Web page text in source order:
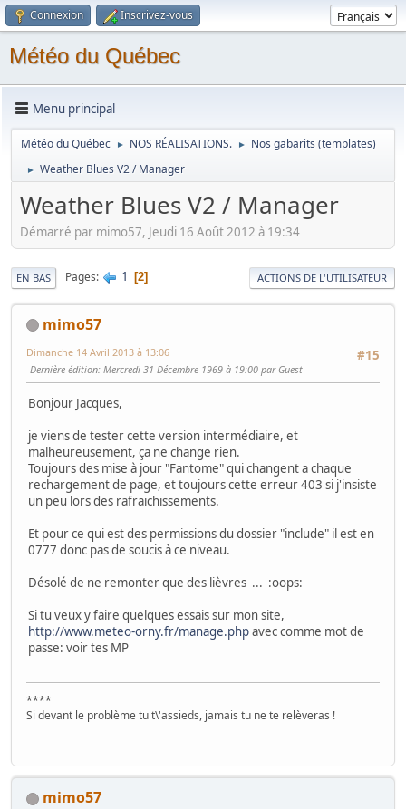
Connexion Inscrivez-vous
Météo du Québec
Menu principal
Météo du Québec ► NOS RÉALISATIONS. ► Nos gabarits (templates)
► Weather Blues V2 / Manager
Weather Blues V2 / Manager
Démarré par mimo57, Jeudi 16 Août 2012 à 19:34
EN BAS Pages 1 2 ACTIONS DE L'UTILISATEUR
mimo57
#15
Dimanche 14 Avril 2013 à 13:06
Dernière édition: Mercredi 31 Décembre 1969 à 19:00 par Guest
Bonjour Jacques,
je viens de tester cette version intermédiaire, et
malheureusement, ça ne change rien.
Toujours des mise à jour "Fantome" qui changent a chaque
rechargement de page, et toujours cette erreur 403 si j'insiste
un peu lors des rafraichissements.
Et pour ce qui est des permissions du dossier "include" il est en
0777 donc pas de soucis à ce niveau.
Désolé de ne remonter que des lièvres ... :oops:
Si tu veux y faire quelques essais sur mon site,
http://www.meteo-orny.fr/manage.phpavec comme mot de
passe: voir tes MP
****
Si devant le problème tu t\'assieds, jamais tu ne te relèveras !
mimo57